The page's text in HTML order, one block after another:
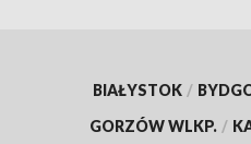
BIAŁYSTOK /
GORZÓW WLKP. /